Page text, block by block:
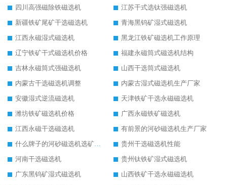
四川高强磁除铁磁选机
江苏干式选钛强磁选机
新疆铁矿尾矿干选磁选机
青海黑钨矿湿式磁选机
江西永磁湿式磁选机
黑龙江铁矿磁选机工作原理
辽宁铁矿干式磁选机价格
福建永磁筒式磁选机结构
吉林永磁筒式强磁选机
山西干选筒式磁选机
内蒙古干选磁选机调整
内蒙古湿式磁选机生产厂家
安徽湿式逆流磁选机
天津铁矿干选永磁磁选机
潍坊铁矿磁选机价格
广西永磁铁矿磁选机
江西永磁干选磁选机
有前景的河砂磁选机生产厂家
什么牌子的河砂磁选机选矿效果好
贵州干选磁选机性能
河南干选磁选机
贵州钛铁矿湿式磁选机
广东黑钨矿湿式磁选机
山西铁矿干选永磁磁选机